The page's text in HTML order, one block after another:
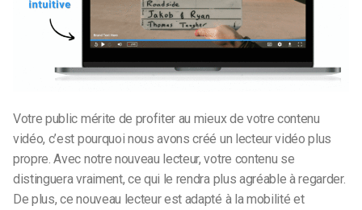
Votre public mérite de profiter au mieux de votre contenu
vidéo, c’est pourquoi nous avons créé un lecteur vidéo plus
propre. Avec notre nouveau lecteur, votre contenu se
distinguera vraiment, ce qui le rendra plus agréable à regarder.
De plus, ce nouveau lecteur est adapté à la mobilité et